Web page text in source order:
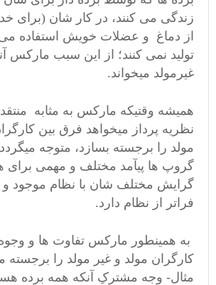
زندگی می کنند، در کار شان (برای
از دماغ و عضلات خویش استفاده می
تولید نمی کنند؛ از این سبب مارکس
غیرمولد میخواند.
همیشه وقتیکه مارکس به مثابه
نظریه پرداز میخواهد فرق بین
مولد را برجسته بسازد، متوجه
گروپ ها پیآمد مختلف و مهمی برای
گرایش مختلف شان با نظام موجود و
فراتر از نظام دارد.
به همینطور مارکس تفاوت ها و
کارگران مولد و غیر مولد را برجسته
مثال- وجه مشترکِ آنکه همه برده